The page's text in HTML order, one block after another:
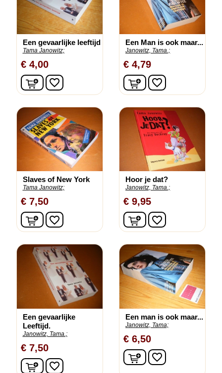
Een gevaarlijke leeftijd
Tama Janowitz;
€ 4,00
In winkelwagen
favorite_border
Een Man is ook maar...
Janowitz, Tama.;
€ 4,79
In winkelwagen
favorite_border
Slaves of New York
Tama Janowitz;
€ 7,50
In winkelwagen
favorite_border
Hoor je dat?
Janowitz, Tama.;
€ 9,95
In winkelwagen
favorite_border
Een gevaarlijke
Leeftijd.
Janowitz, Tama.;
€ 7,50
In winkelwagen
favorite_border
Een man is ook maar...
Janowitz, Tama;
€ 6,50
In winkelwagen
favorite_border